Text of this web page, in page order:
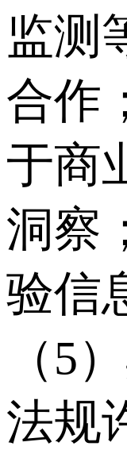
监测
合作
于商
洞察
验信
（5
法规